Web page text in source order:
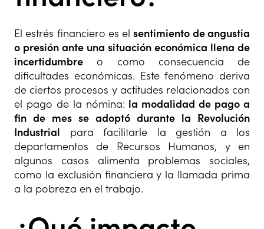
El estrés financiero es elsentimiento de angustia
o presión ante una situación económica llena de
incertidumbre o como consecuencia de
dificultades económicas. Este fenómeno deriva
de ciertos procesos y actitudes relacionados con
el pago de la nómina: la modalidad de pago a
fin de mes se adoptó durante la Revolución
Industrial para facilitarle la gestión a los
departamentos de Recursos Humanos, y en
algunos casos alimenta problemas sociales,
como la exclusión financiera y la llamada prima
a la pobreza en el trabajo.